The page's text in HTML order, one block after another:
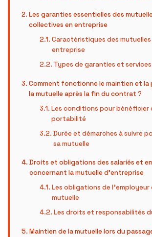
Les garanties essentielles des
collectives en entreprise
Caractéristiques des
entreprise
Types de garanties et
Comment fonctionne le maintien et
la mutuelle après la fin du contrat ?
Les conditions pour bénéficier
portabilité
Durée et démarches à suivre
sa mutuelle
Droits et obligations des salariés et
concernant la mutuelle d’entreprise
Les obligations de l’employeur
mutuelle
Les droits et responsabilités
Maintien de la mutuelle lors du